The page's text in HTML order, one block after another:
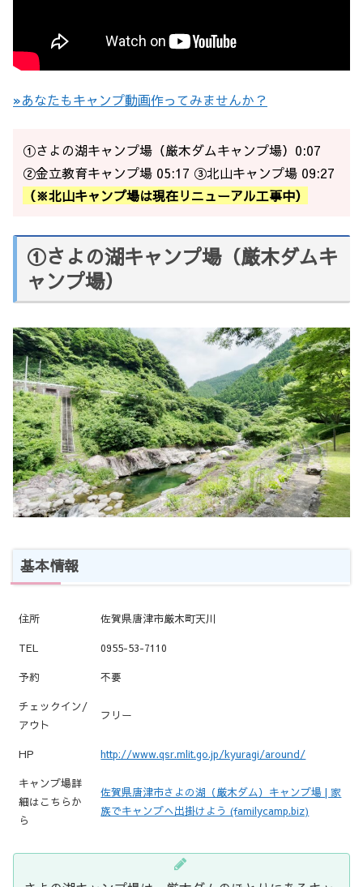
»あなたもキャンプ動画作ってみませんか？
①さよの湖キャンプ場（厳木ダムキャンプ場）0:07
②金立教育キャンプ場 05:17 ③北山キャンプ場 09:27
（※北山キャンプ場は現在リニューアル工事中）
①さよの湖キャンプ場（厳木ダムキ
ャンプ場）
基本情報
住所 佐賀県唐津市厳木町天川
TEL 0955-53-7110
予約 不要
チェックイン/
アウト
フリー
HP http://www.qsr.mlit.go.jp/kyuragi/around/
キャンプ場詳
細はこちらか
ら
佐賀県唐津市さよの湖（厳木ダム）キャンプ場 | 家
族でキャンプへ出掛けよう (familycamp.biz)